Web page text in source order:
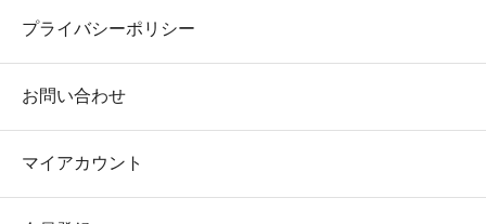
プライバシーポリシー
お問い合わせ
マイアカウント